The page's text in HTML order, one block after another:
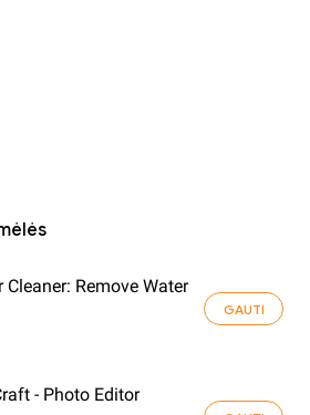
Cleaner: Remove Water
GAUTI
- Photo Editor